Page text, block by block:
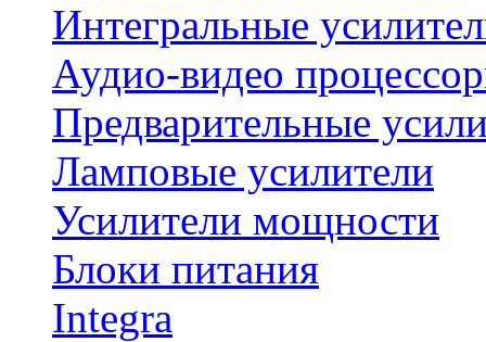
Интегральные
Аудио-видео
Предварительные
Ламповые усилители
Усилители мощности
Блоки питания
Integra